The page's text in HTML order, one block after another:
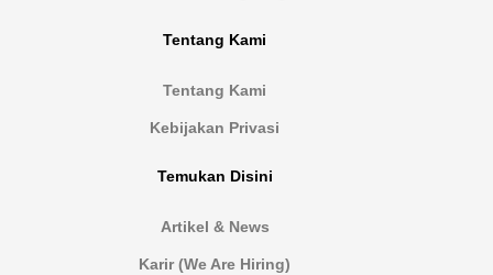
Tentang Kami
Tentang Kami
Kebijakan Privasi
Temukan Disini
Artikel & News
Karir (We Are Hiring)